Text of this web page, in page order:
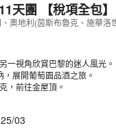
天團 【稅項全包】
奧地利(茵斯布魯克、施華
一視角欣賞巴黎的迷人風光。
展開葡萄園品酒之旅。
，前往金屋頂。
25/03